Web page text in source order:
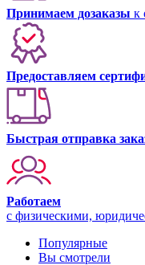
Принимаем дозаказы к
Предоставляем
Быстрая отправка
Работаем
с физическими,
Популярные
Вы смотрели